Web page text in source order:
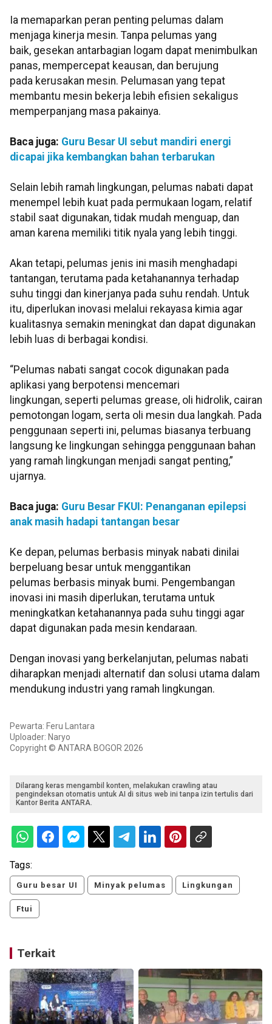
Ia memaparkan peran penting pelumas dalam
menjaga kinerja mesin. Tanpa pelumas yang
baik, gesekan antarbagian logam dapat menimbulkan
panas, mempercepat keausan, dan berujung
pada kerusakan mesin. Pelumasan yang tepat
membantu mesin bekerja lebih efisien sekaligus
memperpanjang masa pakainya.
Baca juga: Guru Besar UI sebut mandiri energi
dicapai jika kembangkan bahan terbarukan
Selain lebih ramah lingkungan, pelumas nabati dapat
menempel lebih kuat pada permukaan logam, relatif
stabil saat digunakan, tidak mudah menguap, dan
aman karena memiliki titik nyala yang lebih tinggi.
Akan tetapi, pelumas jenis ini masih menghadapi
tantangan, terutama pada ketahanannya terhadap
suhu tinggi dan kinerjanya pada suhu rendah. Untuk
itu, diperlukan inovasi melalui rekayasa kimia agar
kualitasnya semakin meningkat dan dapat digunakan
lebih luas di berbagai kondisi.
“Pelumas nabati sangat cocok digunakan pada
aplikasi yang berpotensi mencemari
lingkungan, seperti pelumas grease, oli hidrolik, cairan
pemotongan logam, serta oli mesin dua langkah. Pada
penggunaan seperti ini, pelumas biasanya terbuang
langsung ke lingkungan sehingga penggunaan bahan
yang ramah lingkungan menjadi sangat penting,”
ujarnya.
Baca juga: Guru Besar FKUI: Penanganan epilepsi
anak masih hadapi tantangan besar
Ke depan, pelumas berbasis minyak nabati dinilai
berpeluang besar untuk menggantikan
pelumas berbasis minyak bumi. Pengembangan
inovasi ini masih diperlukan, terutama untuk
meningkatkan ketahanannya pada suhu tinggi agar
dapat digunakan pada mesin kendaraan.
Dengan inovasi yang berkelanjutan, pelumas nabati
diharapkan menjadi alternatif dan solusi utama dalam
mendukung industri yang ramah lingkungan.
Pewarta: Feru Lantara
Uploader: Naryo
Copyright © ANTARA BOGOR 2026
Dilarang keras mengambil konten, melakukan crawling atau
pengindeksan otomatis untuk AI di situs web ini tanpa izin tertulis dari
Kantor Berita ANTARA.
Tags:
Guru besar UI Minyak pelumas Lingkungan
Ftui
Terkait